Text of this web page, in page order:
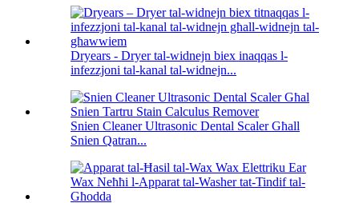
Dryears - Dryer tal-widnejn biex inaqqas l-
infezzjoni tal-kanal tal-widnejn...
Snien Cleaner Ultrasonic Dental Scaler Għall
Snien Qatran...